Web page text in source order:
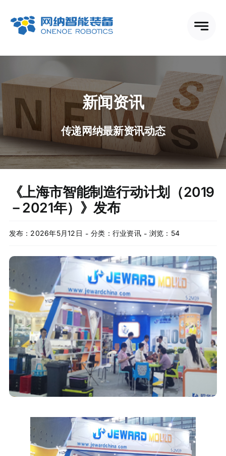
新闻资讯
传递网纳最新资讯动态
《上海市智能制造行动计划（2019
－2021年）》发布
发布：2026年5月12日 - 分类： 行业资讯 - 浏览：54